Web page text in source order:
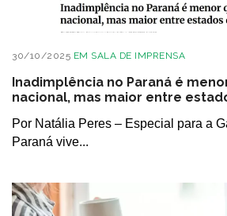
30/10/2025 EM SALA DE IMPRENSA
Inadimplência no Paraná é
nacional, mas maior entre
Por Natália Peres – Especial para a
Paraná vive...